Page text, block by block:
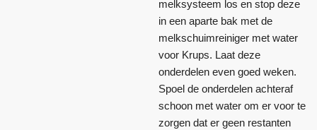
melksysteem los en stop deze
in een aparte bak met de
melkschuimreiniger met water
voor Krups. Laat deze
onderdelen even goed weken.
Spoel de onderdelen achteraf
schoon met water om er voor te
zorgen dat er geen restanten